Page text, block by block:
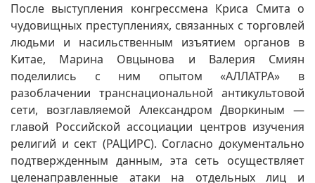
После выступления конгрессмена Криса Смита о
чудовищных преступлениях, связанных с торговлей
людьми и насильственным изъятием органов в
Китае, Марина Овцынова и Валерия Смиян
поделились с ним опытом «АЛЛАТРА» в
разоблачении транснациональной антикультовой
сети, возглавляемой Александром Дворкиным —
главой Российской ассоциации центров изучения
религий и сект (РАЦИРС). Согласно документально
подтвержденным данным, эта сеть осуществляет
целенаправленные атаки на отдельных лиц и